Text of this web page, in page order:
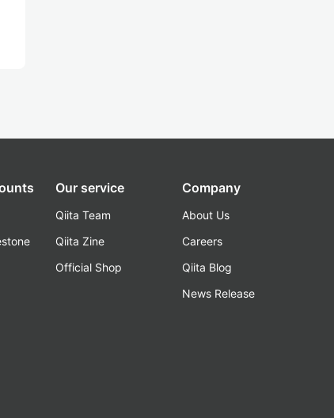
Our service
Qiita Team
Qiita Zine
Official Shop
Company
About Us
Careers
Qiita Blog
News Release